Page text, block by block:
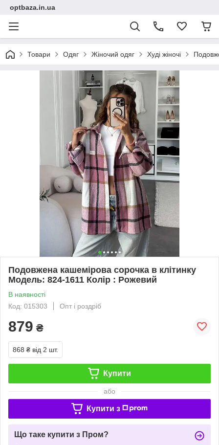
optbaza.in.ua
Товари Одяг Жіночий одяг Худі жіночі
Подовжена кашемірова сорочка в клітинку
Модель: 824-1611 Колір : Рожевий
В наявності
Код: 015303
Опт і роздріб
879 ₴
868 ₴ від 2 шт.
Купити
або
Купити з
Що таке купити з Пром?